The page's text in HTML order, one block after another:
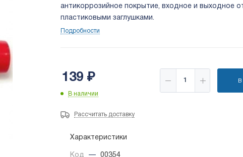
антикоррозийное покрытие, входное и выходное
пластиковыми заглушками.
Подробности
139 ₽
В наличии
Рассчитать доставку
Характеристики
Код —
00354